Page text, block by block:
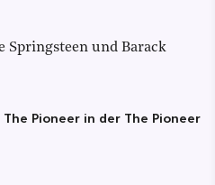
Springsteen und Barack
Pioneer in der The Pioneer